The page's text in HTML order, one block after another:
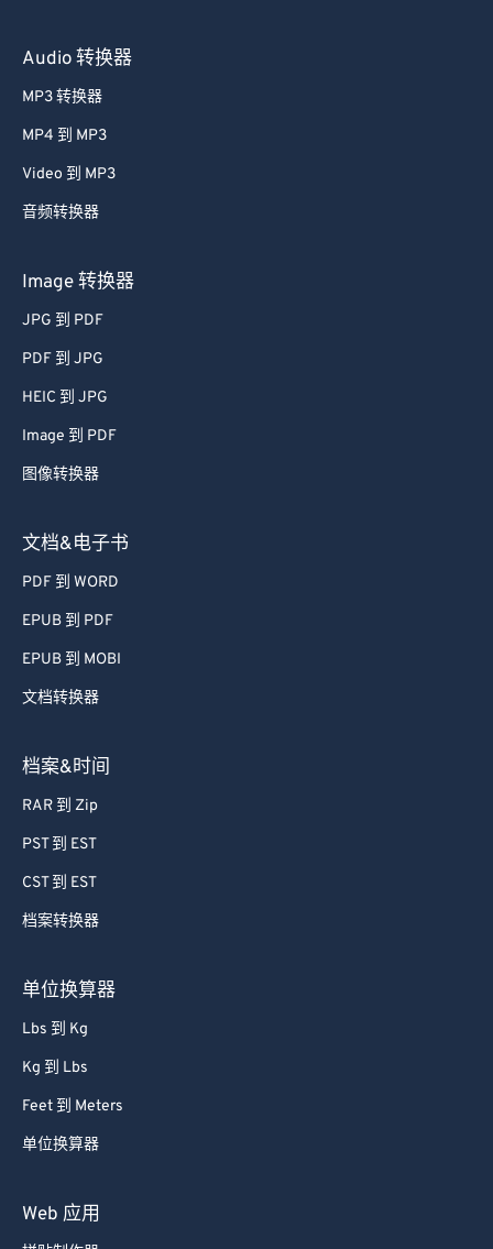
Audio 转换器
MP3 转换器
MP4 到 MP3
Video 到 MP3
音频转换器
Image 转换器
JPG 到 PDF
PDF 到 JPG
HEIC 到 JPG
Image 到 PDF
图像转换器
文档&电子书
PDF 到 WORD
EPUB 到 PDF
EPUB 到 MOBI
文档转换器
档案&时间
RAR 到 Zip
PST 到 EST
CST 到 EST
档案转换器
单位换算器
Lbs 到 Kg
Kg 到 Lbs
Feet 到 Meters
单位换算器
Web 应用